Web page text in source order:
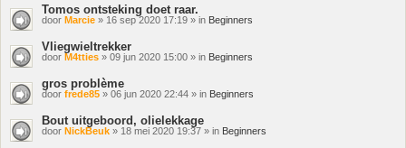
Tomos ontsteking doet raar.
door Marcie » 16 sep 2020 17:19 » in Beginners
Vliegwieltrekker
door M4tties » 09 jun 2020 15:00 » in Beginners
gros problème
door frede85 » 06 jun 2020 22:44 » in Beginners
Bout uitgeboord, olielekkage
door NickBeuk » 18 mei 2020 19:37 » in Beginners